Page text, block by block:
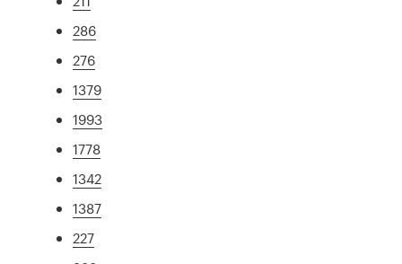
286
276
1379
1993
1778
1342
1387
227